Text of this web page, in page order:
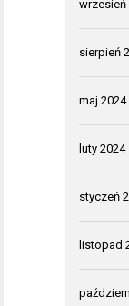
wrzesień
sierpień
maj 2024
luty 2024
styczeń
listopad